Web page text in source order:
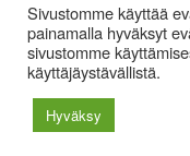
Suomen koulukuvausliitto
Sivustomme käyttää
painamalla hyväksyt
sivustomme
käyttäjäystävällistä.
Hyväksy